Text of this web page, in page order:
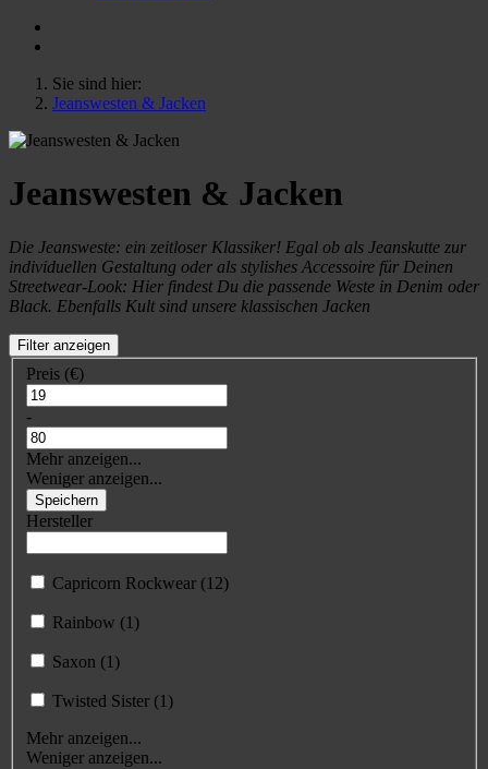
Sie sind hier:
Jeanswesten & Jacken
Jeanswesten & Jacken
Die Jeansweste: ein zeitloser Klassiker! Egal ob als Jeanskutte zur
individuellen Gestaltung oder als stylishes Accessoire für Deinen
Streetwear-Look: Hier findest Du die passende Weste in Denim oder
Black. Ebenfalls Kult sind unsere klassischen Jacken
Filter anzeigen
Preis (€)
-
Mehr anzeigen...
Weniger anzeigen...
Speichern
Hersteller
Capricorn Rockwear (12)
Rainbow (1)
Saxon (1)
Twisted Sister (1)
Mehr anzeigen...
Weniger anzeigen...